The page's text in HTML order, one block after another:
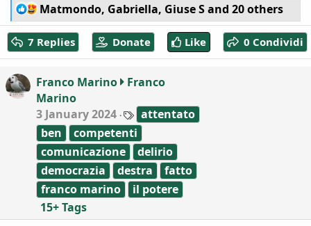
R
e
a
c
t
o
n
s
:
Matmondo, Gabriella, Giuse Sand 20 others
7 Replies Donate Like 0 Condividi
Franco Marino
Franco
Marino
3 January 2024
T
a
g
s
attentato
ben
competenti
comunicazione
delirio
democrazia
destra
fatto
franco marino
il potere
15+ Tags